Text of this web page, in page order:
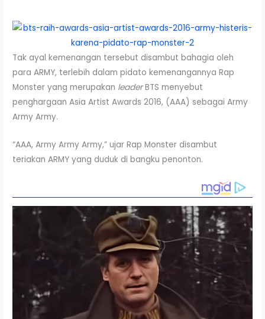
Tak ayal kemenangan tersebut disambut bahagia oleh
para ARMY, terlebih dalam pidato kemenangannya Rap
Monster yang merupakan leaderBTS menyebut
penghargaan Asia Artist Awards 2016, (AAA) sebagai Army
Army Army.
“AAA, Army Army Army,” ujar Rap Monster disambut
teriakan ARMY yang duduk di bangku penonton.